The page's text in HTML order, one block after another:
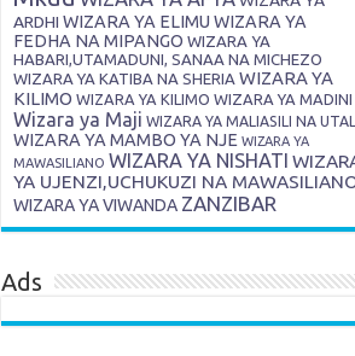
ARDHI WIZARA YA ELIMU WIZARA YA
FEDHA NA MIPANGO WIZARA YA
HABARI,UTAMADUNI, SANAA NA MICHEZO
WIZARA YA KATIBA NA SHERIA WIZARA YA
KILIMO WIZARA YA KILIMO WIZARA YA MADINI
Wizara ya Maji WIZARA YA MALIASILI NA
WIZARA YA MAMBO YA NJE WIZARA YA
MAWASILIANO WIZARA YA NISHATI
YA UJENZI,UCHUKUZI NA
WIZARA YA VIWANDA ZANZIBAR
Ads